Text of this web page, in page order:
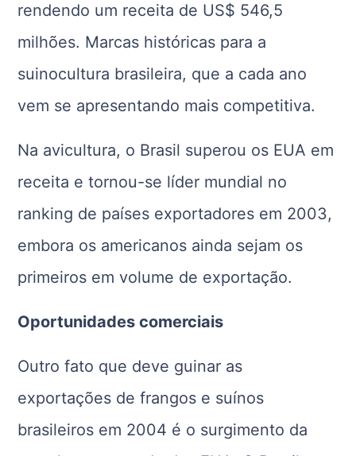
rendendo um receita de US$ 546,5
milhões. Marcas históricas para a
suinocultura brasileira, que a cada ano
vem se apresentando mais competitiva.
Na avicultura, o Brasil superou os EUA em
receita e tornou-se líder mundial no
ranking de países exportadores em 2003,
embora os americanos ainda sejam os
primeiros em volume de exportação.
Oportunidades comerciais
Outro fato que deve guinar as
exportações de frangos e suínos
brasileiros em 2004 é o surgimento da